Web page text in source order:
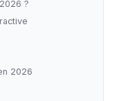
?
2026